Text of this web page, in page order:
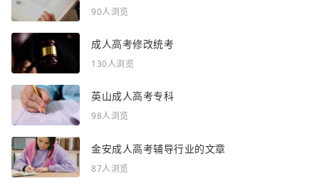
90人浏览
成人高考修改统考
130人浏览
英山成人高考专科
98人浏览
金安成人高考辅导行业的文章
87人浏览